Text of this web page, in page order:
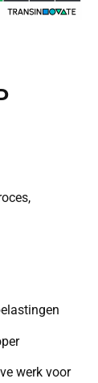
werk voor